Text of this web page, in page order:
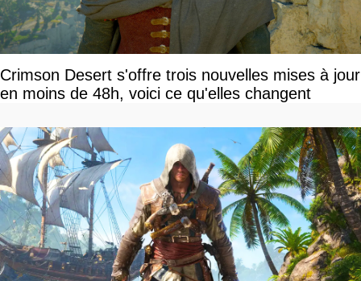
Crimson Desert s'offre trois nouvelles mises à jour
en moins de 48h, voici ce qu'elles changent